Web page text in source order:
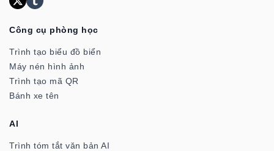
Công cụ phòng học
Trình tạo biểu đồ biển
Máy nén hình ảnh
Trình tạo mã QR
Bánh xe tên
Al
Trình tóm tắt văn bản AI